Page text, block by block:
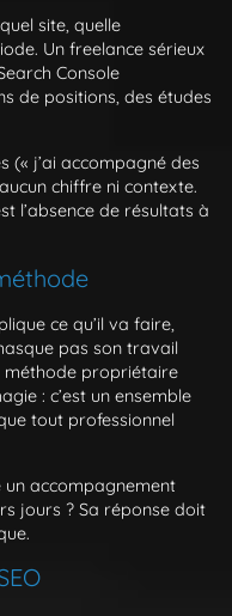
site, quelle
Un freelance sérieux
Console
de positions, des études
(« j’ai accompagné des
chiffre ni contexte.
l’absence de résultats à
ce qu’il va faire,
pas son travail
méthode propriétaire
: c’est un ensemble
tout professionnel
un accompagnement
jours ? Sa réponse doit